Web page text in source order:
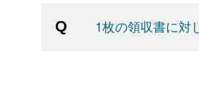
1枚の領収書に対